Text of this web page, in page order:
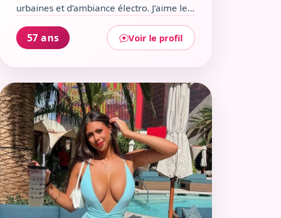
urbaines et d’ambiance électro. J’aime les
nouveaux bars à explorer et les soirées
entre rires et sincérité. Entre une virée à
La Rayonne ou un café au Papillon, je suis
esprits chaleureux et un brin décalés.
57 ans Voir le profil
Voir le profil de Ariane